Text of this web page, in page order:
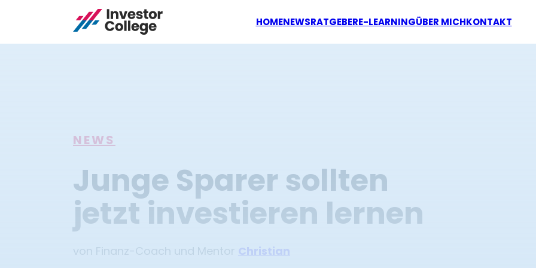
HOMENEWSRATGEBERE-LEARNINGÜBER MICHKONTAKT
NEWS
Junge Sparer sollten
jetzt investieren lernen
von Finanz-Coach und Mentor Christian